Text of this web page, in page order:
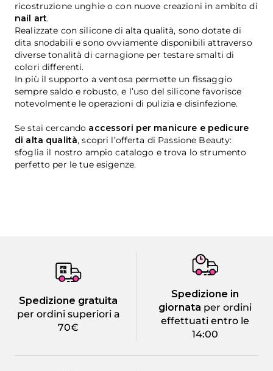
ricostruzione unghie o con nuove creazioni in ambito di
nail art.
Realizzate con silicone di alta qualità, sono dotate di
dita snodabili e sono ovviamente disponibili attraverso
diverse tonalità di carnagione per testare smalti di
colori differenti.
In più il supporto a ventosa permette un fissaggio
sempre saldo e robusto, e l’uso del silicone favorisce
notevolmente le operazioni di pulizia e disinfezione.
Se stai cercando accessori per manicure e pedicure
di alta qualità, scopri l’offerta di Passione Beauty:
sfoglia il nostro ampio catalogo e trova lo strumento
perfetto per le tue esigenze.
Spedizione gratuita
per ordini superiori a
70€
Spedizione in
giornata per ordini
effettuati entro le
14:00